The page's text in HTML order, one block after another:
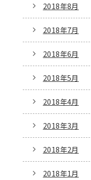
2018年8月
2018年7月
2018年6月
2018年5月
2018年4月
2018年3月
2018年2月
2018年1月